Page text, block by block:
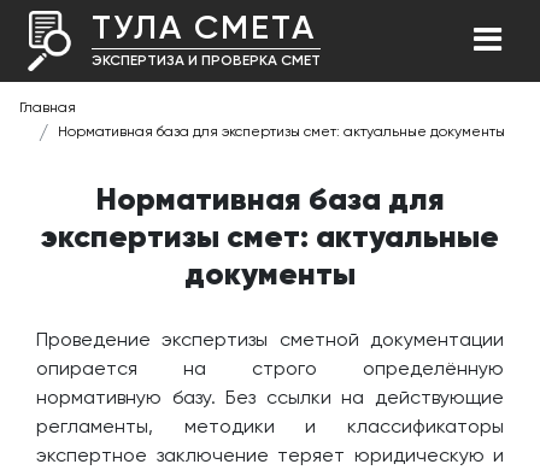
ТУЛА СМЕТА
ЭКСПЕРТИЗА И ПРОВЕРКА СМЕТ
Главная
Нормативная база для экспертизы смет: актуальные документы
Нормативная база для
экспертизы смет: актуальные
документы
Проведение экспертизы сметной документации
опирается на строго определённую
нормативную базу. Без ссылки на действующие
регламенты, методики и классификаторы
экспертное заключение теряет юридическую и